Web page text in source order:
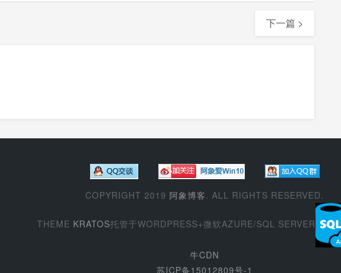
下一篇 >
COPYRIGHT 2019 阿象博客 . ALL RIGHTS RESERVED.
THEME KRATOS托管于WORDPRESS+微软AZURE/SQL SERVER
牛CDN
苏ICP备15012809号-1